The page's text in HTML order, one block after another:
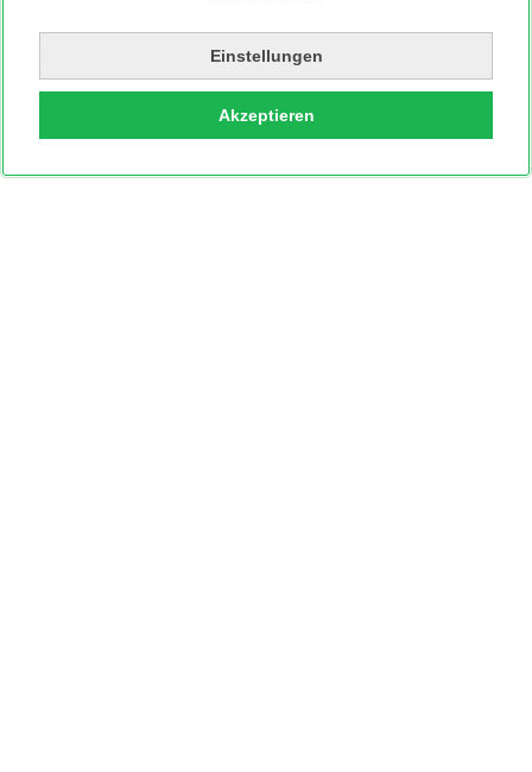
Einstellungen
Akzeptieren